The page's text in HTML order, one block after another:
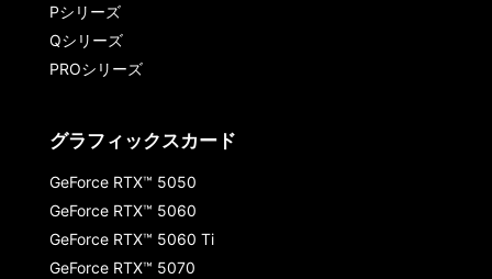
Pシリーズ
Qシリーズ
PROシリーズ
グラフィックスカード
GeForce RTX™ 5050
GeForce RTX™ 5060
GeForce RTX™ 5060 Ti
GeForce RTX™ 5070